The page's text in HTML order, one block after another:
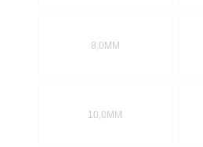
8,0MM
10,0MM